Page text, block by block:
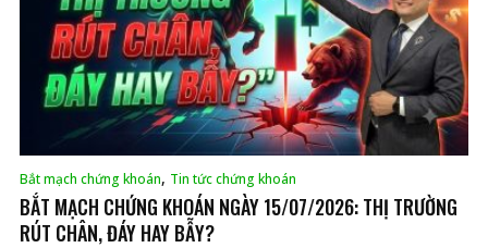
Bắt mạch chứng khoán, Tin tức chứng khoán
BẮT MẠCH CHỨNG KHOÁN NGÀY 15/07/2026: THỊ TRƯỜNG
RÚT CHÂN, ĐÁY HAY BẪY?